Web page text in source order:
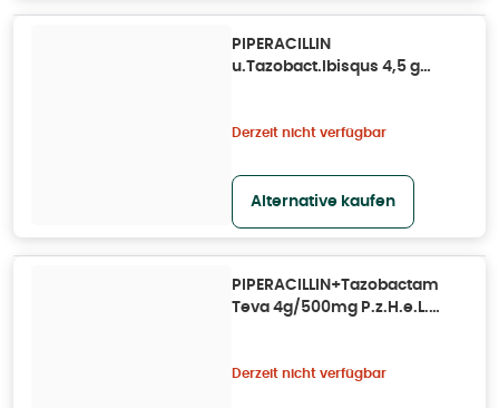
PIPERACILLIN
u.Tazobact.Ibisqus 4,5 g
Derzeit nicht verfügbar
Alternative kaufen
PIPERACILLIN+Tazobactam
Teva 4g/500mg P.z.H.e.L.
Derzeit nicht verfügbar